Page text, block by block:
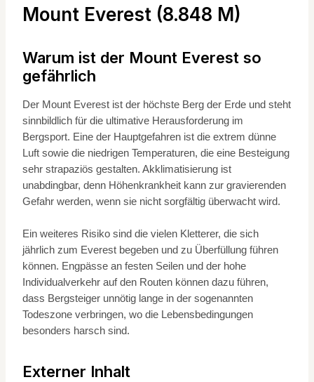
Mount Everest (8.848 M)
Warum ist der Mount Everest so
gefährlich
Der Mount Everest ist der höchste Berg der Erde und steht
sinnbildlich für die ultimative Herausforderung im
Bergsport. Eine der Hauptgefahren ist die extrem dünne
Luft sowie die niedrigen Temperaturen, die eine Besteigung
sehr strapaziös gestalten. Akklimatisierung ist
unabdingbar, denn Höhenkrankheit kann zur gravierenden
Gefahr werden, wenn sie nicht sorgfältig überwacht wird.
Ein weiteres Risiko sind die vielen Kletterer, die sich
jährlich zum Everest begeben und zu Überfüllung führen
können. Engpässe an festen Seilen und der hohe
Individualverkehr auf den Routen können dazu führen,
dass Bergsteiger unnötig lange in der sogenannten
Todeszone verbringen, wo die Lebensbedingungen
besonders harsch sind.
Externer Inhalt